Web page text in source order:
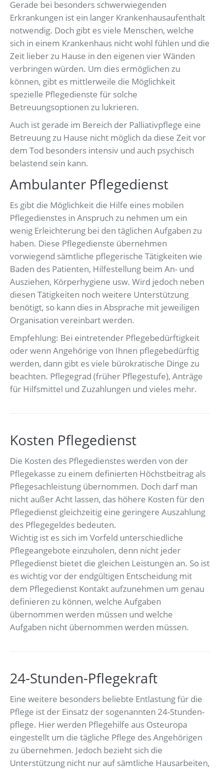
Gerade bei besonders schwerwiegenden
Erkrankungen ist ein langer Krankenhausaufenthalt
notwendig. Doch gibt es viele Menschen, welche
sich in einem Krankenhaus nicht wohl fühlen und die
Zeit lieber zu Hause in den eigenen vier Wänden
verbringen würden. Um dies ermöglichen zu
können, gibt es mittlerweile die Möglichkeit
spezielle Pflegedienste für solche
Betreuungsoptionen zu lukrieren.
Auch ist gerade im Bereich der Palliativpflege eine
Betreuung zu Hause nicht möglich da diese Zeit vor
dem Tod besonders intensiv und auch psychisch
belastend sein kann.
Ambulanter Pflegedienst
Es gibt die Möglichkeit die Hilfe eines mobilen
Pflegedienstes in Anspruch zu nehmen um ein
wenig Erleichterung bei den täglichen Aufgaben zu
haben. Diese Pflegedienste übernehmen
vorwiegend sämtliche pflegerische Tätigkeiten wie
Baden des Patienten, Hilfestellung beim An- und
Ausziehen, Körperhygiene usw. Wird jedoch neben
diesen Tätigkeiten noch weitere Unterstützung
benötigt, so kann dies in Absprache mit jeweiligen
Organisation vereinbart werden.
Empfehlung: Bei eintretender Pflegebedürftigkeit
oder wenn Angehörige von Ihnen pflegebedürftig
werden, dann gibt es viele bürokratische Dinge zu
beachten. Pflegegrad (früher Pflegestufe), Anträge
für Hilfsmittel und Zuzahlungen und vieles mehr.
Kosten Pflegedienst
Die Kosten des Pflegedienstes werden von der
Pflegekasse zu einem definierten Höchstbeitrag als
Pflegesachleistung übernommen. Doch darf man
nicht außer Acht lassen, das höhere Kosten für den
Pflegedienst gleichzeitig eine geringere Auszahlung
des Pflegegeldes bedeuten.
Wichtig ist es sich im Vorfeld unterschiedliche
Pflegeangebote einzuholen, denn nicht jeder
Pflegedienst bietet die gleichen Leistungen an. So ist
es wichtig vor der endgültigen Entscheidung mit
dem Pflegedienst Kontakt aufzunehmen um genau
definieren zu können, welche Aufgaben
übernommen werden müssen und welche
Aufgaben nicht übernommen werden müssen.
24-Stunden-Pflegekraft
Eine weitere besonders beliebte Entlastung für die
Pflege ist der Einsatz der sogenannten 24-Stunden-
pflege. Hier werden Pflegehilfe aus Osteuropa
eingestellt um die tägliche Pflege des Angehörigen
zu übernehmen. Jedoch bezieht sich die
Unterstützung nicht nur auf sämtliche Hausarbeiten,